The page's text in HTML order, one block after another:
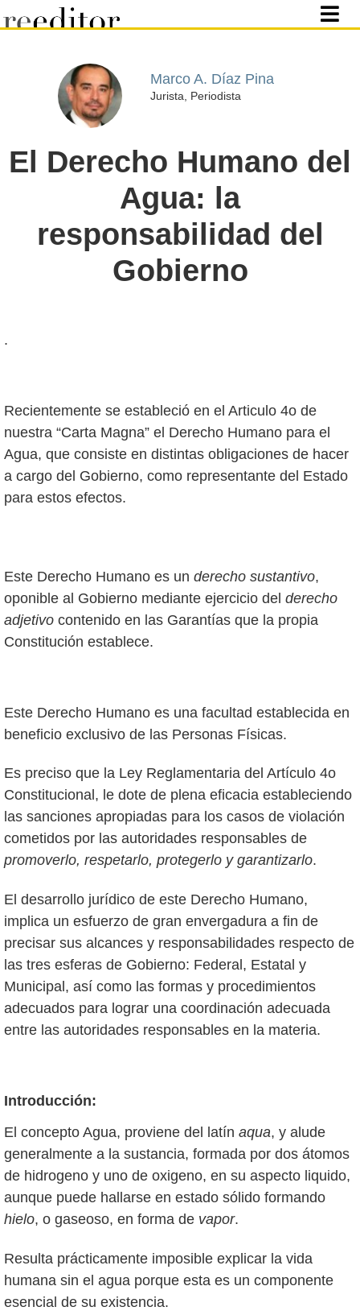
Marco A. Díaz Pina
Jurista, Periodista
El Derecho Humano del
Agua: la
responsabilidad del
Gobierno
.
Recientemente se estableció en el Articulo 4o de
nuestra “Carta Magna” el Derecho Humano para el
Agua, que consiste en distintas obligaciones de hacer
a cargo del Gobierno, como representante del Estado
para estos efectos.
Este Derecho Humano es un derecho sustantivo,
oponible al Gobierno mediante ejercicio del derecho
adjetivo contenido en las Garantías que la propia
Constitución establece.
Este Derecho Humano es una facultad establecida en
beneficio exclusivo de las Personas Físicas.
Es preciso que la Ley Reglamentaria del Artículo 4o
Constitucional, le dote de plena eficacia estableciendo
las sanciones apropiadas para los casos de violación
cometidos por las autoridades responsables de
promoverlo, respetarlo, protegerlo y garantizarlo.
El desarrollo jurídico de este Derecho Humano,
implica un esfuerzo de gran envergadura a fin de
precisar sus alcances y responsabilidades respecto de
las tres esferas de Gobierno: Federal, Estatal y
Municipal, así como las formas y procedimientos
adecuados para lograr una coordinación adecuada
entre las autoridades responsables en la materia.
Introducción:
El concepto Agua, proviene del latín aqua, y alude
generalmente a la sustancia, formada por dos átomos
de hidrogeno y uno de oxigeno, en su aspecto liquido,
aunque puede hallarse en estado sólido formando
hielo, o gaseoso, en forma de vapor.
Resulta prácticamente imposible explicar la vida
humana sin el agua porque esta es un componente
esencial de su existencia.